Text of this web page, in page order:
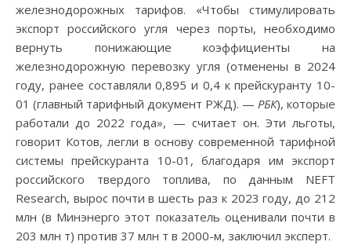
железнодорожных тарифов. «Чтобы стимулировать
экспорт российского угля через порты, необходимо
вернуть понижающие коэффициенты на
железнодорожную перевозку угля (отменены в 2024
году, ранее составляли 0,895 и 0,4 к прейскуранту 10-
01 (главный тарифный документ РЖД). — РБК), которые
работали до 2022 года», — считает он. Эти льготы,
говорит Котов, легли в основу современной тарифной
системы прейскуранта 10-01, благодаря им экспорт
российского твердого топлива, по данным NEFT
Research, вырос почти в шесть раз к 2023 году, до 212
млн (в Минэнерго этот показатель оценивали почти в
203 млн т) против 37 млн т в 2000-м, заключил эксперт.